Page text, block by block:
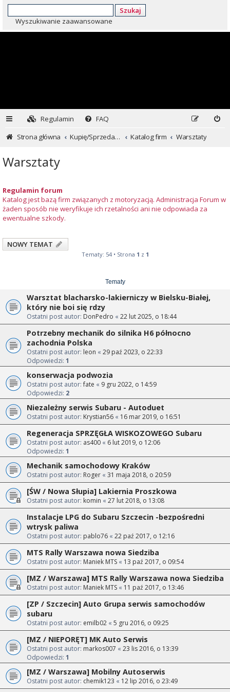
Szukaj
Wyszukiwanie zaawansowane
Regulamin
FAQ
Strona główna
Kupię/Sprzedam Subaru i nie tylko... Katalog firm Warsztaty
Warsztaty
Regulamin forum
Katalog jest bazą firm związanych z motoryzacją. Administracja Forum w
żaden sposób nie weryfikuje ich rzetalności ani nie odpowiada za
ewentualne szkody.
NOWY TEMAT
Tematy: 54 • Strona 1 z 1
Tematy
Warsztat blacharsko-lakierniczy w Bielsku-Białej,
który nie boi się rdzy
Ostatni post autor: DonPedro « 22 lut 2025, o 18:44
Potrzebny mechanik do silnika H6 północno
zachodnia Polska
Ostatni post autor: leon « 29 paź 2023, o 22:33
Odpowiedzi: 1
konserwacja podwozia
Ostatni post autor:fate « 9 gru 2022, o 14:59
Odpowiedzi: 2
Niezależny serwis Subaru - Autoduet
Ostatni post autor: Krystian56 « 16 mar 2019, o 16:51
Regeneracja SPRZĘGŁA WISKOZOWEGO Subaru
Ostatni post autor: as400 « 6 lut 2019, o 12:06
Odpowiedzi: 1
Mechanik samochodowy Kraków
Ostatni post autor: Roger « 31 maja 2018, o 20:59
[ŚW / Nowa Słupia] Lakiernia Proszkowa
Ostatni post autor: komin « 27 lut 2018, o 13:08
Instalacje LPG do Subaru Szczecin -bezpośredni
wtrysk paliwa
Ostatni post autor: pablo76 « 22 paź 2017, o 12:16
MTS Rally Warszawa nowa Siedziba
Ostatni post autor: Maniek MTS « 13 paź 2017, o 09:54
[MZ / Warszawa] MTS Rally Warszawa nowa Siedziba
Ostatni post autor: Maniek MTS « 11 paź 2017, o 13:46
[ZP / Szczecin] Auto Grupa serwis samochodów
subaru
Ostatni post autor: emilb02 « 5 gru 2016, o 09:25
[MZ / NIEPORĘT] MK Auto Serwis
Ostatni post autor: markos007 « 23 lis 2016, o 13:39
Odpowiedzi: 1
[MZ / Warszawa] Mobilny Autoserwis
Ostatni post autor: chemik123 « 12 lip 2016, o 23:49